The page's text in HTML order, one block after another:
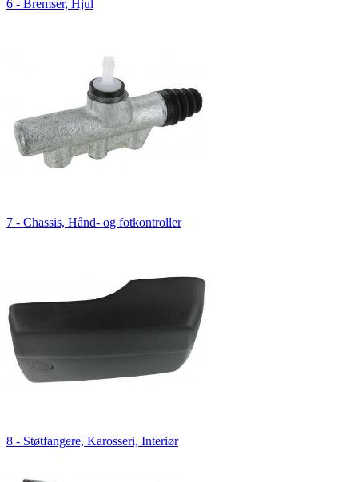
6 - Bremser, Hjul
7 - Chassis, Hånd- og fotkontroller
8 - Støtfangere, Karosseri, Interiør